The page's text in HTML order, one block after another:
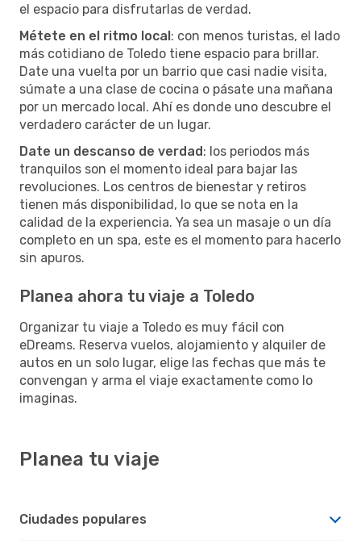
el espacio para disfrutarlas de verdad.
Métete en el ritmo local: con menos turistas, el lado
más cotidiano de Toledo tiene espacio para brillar.
Date una vuelta por un barrio que casi nadie visita,
súmate a una clase de cocina o pásate una mañana
por un mercado local. Ahí es donde uno descubre el
verdadero carácter de un lugar.
Date un descanso de verdad: los periodos más
tranquilos son el momento ideal para bajar las
revoluciones. Los centros de bienestar y retiros
tienen más disponibilidad, lo que se nota en la
calidad de la experiencia. Ya sea un masaje o un día
completo en un spa, este es el momento para hacerlo
sin apuros.
Planea ahora tu viaje a Toledo
Organizar tu viaje a Toledo es muy fácil con
eDreams. Reserva vuelos, alojamiento y alquiler de
autos en un solo lugar, elige las fechas que más te
convengan y arma el viaje exactamente como lo
imaginas.
Planea tu viaje
Ciudades populares